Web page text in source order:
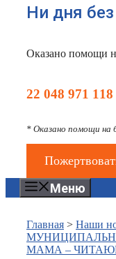
Ни дня
Оказано помощи
22 048 971
* Оказано помощи на
Меню
Главная > Наши
МАМА –